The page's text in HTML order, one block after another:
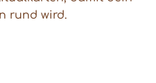
rund wird.